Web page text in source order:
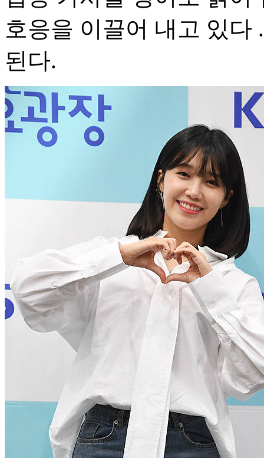
호응을 이끌어 내고 있다
된다.